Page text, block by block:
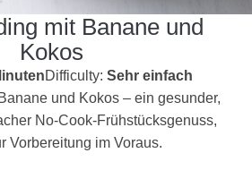
mit Banane und
Kokos
Difficulty: Sehr einfach
und Kokos – ein gesunder,
No-Cook-Frühstücksgenuss,
Vorbereitung im Voraus.